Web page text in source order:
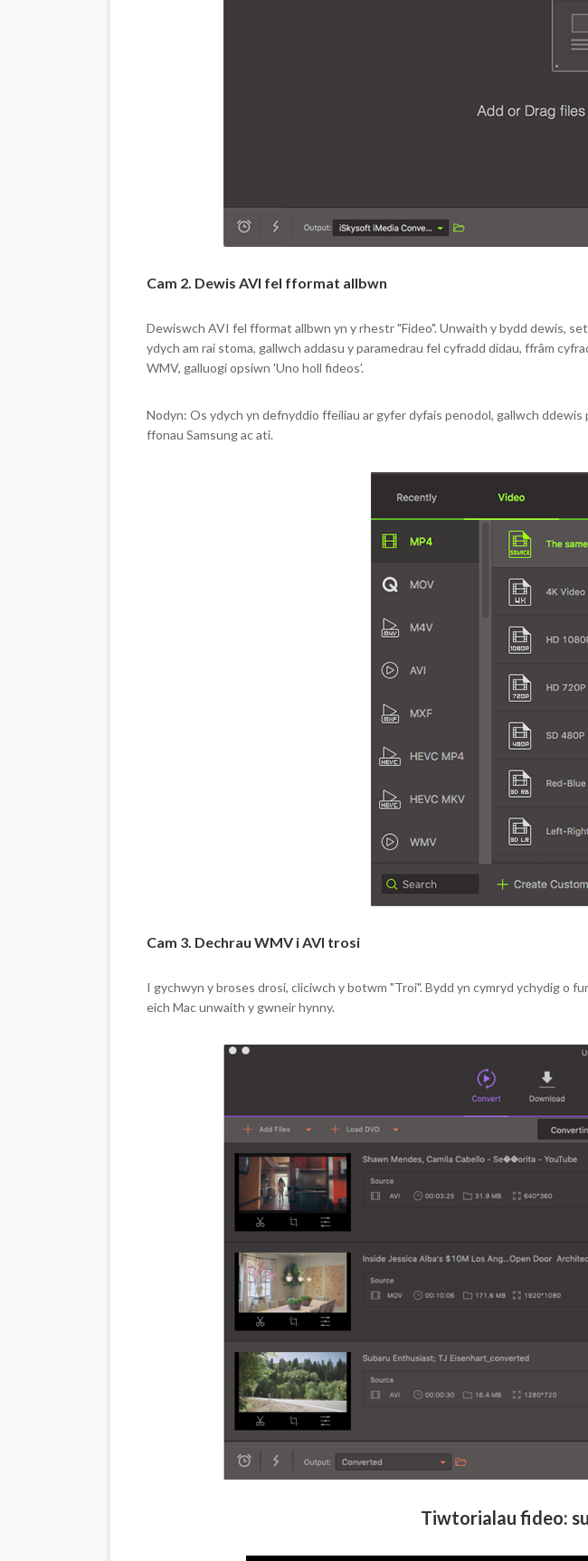
Cam 2. Dewis AVI fel fformat allbwn
Dewiswch AVI fel fformat allbwn yn y rhestr "Fideo". Unwaith y bydd dewis,
ydych am rai stoma, gallwch addasu y paramedrau fel cyfradd didau, ffrâm
WMV, galluogi opsiwn 'Uno holl fideos'.
Nodyn: Os ydych yn defnyddio ffeiliau ar gyfer dyfais penodol, gallwch
ffonau Samsung ac ati.
Cam 3. Dechrau WMV i AVI trosi
I gychwyn y broses drosi, cliciwch y botwm "Troi". Bydd yn cymryd ychydig o
eich Mac unwaith y gwneir hynny.
Tiwtorialau fideo: